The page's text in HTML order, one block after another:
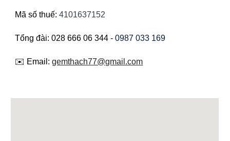
Mã số thuế:4101637152
Tổng đài: 028 666 06 344 -0987 033 169
✉️ Email:gemthach77@gmail.com